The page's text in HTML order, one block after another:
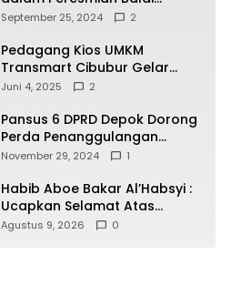
Warga di Sukamaju : Wadah
Aspirasi Masyarakat
September 25, 2024 2
Pedagang Kios UMKM
Transmart Cibubur Gelar
Family Gathering di Cisarua,
Kekompakan
Juni 4, 2025 2
Pansus 6 DPRD Depok Dorong
Perda Penanggulangan
Kebakaran untuk
November 29, 2024 1
Habib Aboe Bakar Al’Habsyi :
Ucapkan Selamat Atas
Tercapainya Gelar Doktor
Agustus 9, 2026 0